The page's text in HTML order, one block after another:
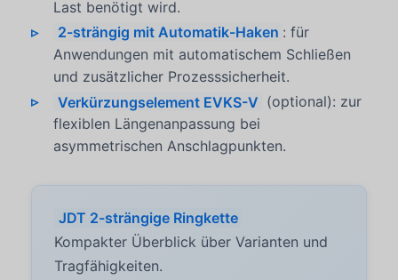
Last benötigt wird.
2-strängig mit Automatik-Haken : für
Anwendungen mit automatischem Schließen
und zusätzlicher Prozesssicherheit.
Verkürzungselement EVKS-V (optional): zur
flexiblen Längenanpassung bei
asymmetrischen Anschlagpunkten.
JDT 2-strängige Ringkette
Kompakter Überblick über Varianten und
Tragfähigkeiten.